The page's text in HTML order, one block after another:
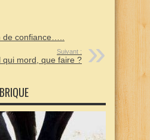
de confiance…..
Suivant :
qui mord, que faire ?